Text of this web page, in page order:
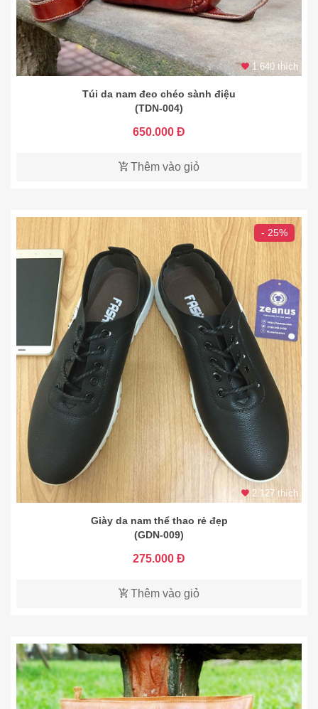
1.640 thích
Túi da nam đeo chéo sành điệu
(TDN-004)
650.000 Đ
Thêm vào giỏ
- 25%
2.127 thích
Giày da nam thể thao rẻ đẹp
(GDN-009)
275.000 Đ
Thêm vào giỏ